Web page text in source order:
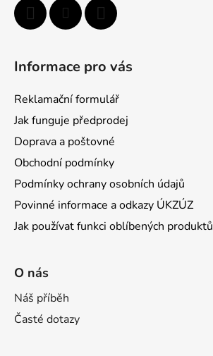
Informace pro vás
Reklamační formulář
Jak funguje předprodej
Doprava a poštovné
Obchodní podmínky
Podmínky ochrany osobních údajů
Povinné informace a odkazy ÚKZÚZ
Jak používat funkci oblíbených produktů
O nás
Náš příběh
Časté dotazy